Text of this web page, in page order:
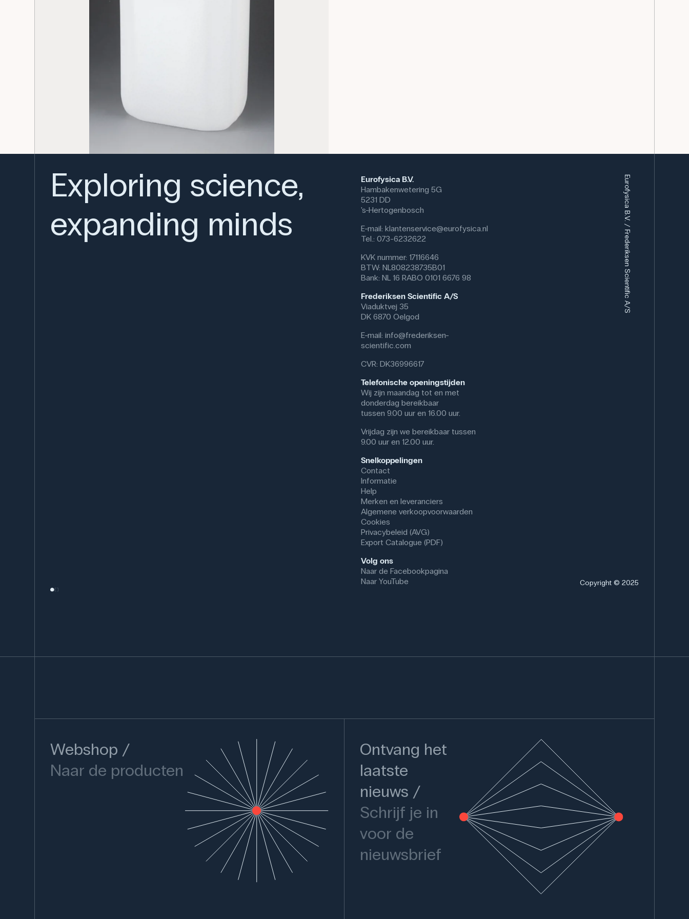
Exploring science,
expanding minds
Eurofysica B.V.
Hambakenwetering 5G
5231 DD
's-Hertogenbosch
E-mail: klantenservice@eurofysica.nl
Tel.: 073-6232622
KVK nummer: 17116646
BTW: NL808238735B01
Bank: NL 16 RABO 0101 6676 98
Frederiksen Scientific A/S
Viaduktvej 35
DK 6870 Oelgod
E-mail: info@frederiksen-
scientific.com
CVR: DK36996617
Telefonische openingstijden
Wij zijn maandag tot en met
donderdag bereikbaar
tussen 9.00 uur en 16.00 uur.
Vrijdag zijn we bereikbaar tussen
9.00 uur en 12.00 uur.
Snelkoppelingen
Contact
Informatie
Help
Merken en leveranciers
Algemene verkoopvoorwaarden
Cookies
Privacybeleid (AVG)
Export Catalogue (PDF)
Volg ons
Naar de Facebookpagina
Naar YouTube
Eurofysica B.V. / Frederiksen Scientific A/S
Copyright © 2025
Webshop
Naar de producten
Ontvang het
laatste
nieuws
Schrijf je in
voor de
nieuwsbrief